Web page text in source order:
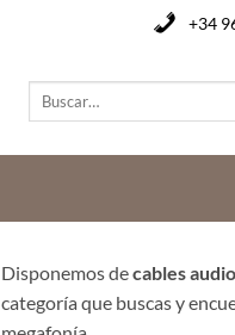
+34
Buscar
Disponemos decables audio
categoría que buscas y